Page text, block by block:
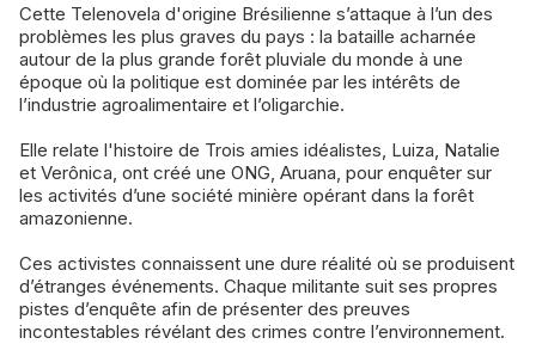
Cette Telenovela d'origine Brésilienne s’attaque à l’un des
problèmes les plus graves du pays : la bataille acharnée
autour de la plus grande forêt pluviale du monde à une
époque où la politique est dominée par les intérêts de
l’industrie agroalimentaire et l’oligarchie.
Elle relate l'histoire de Trois amies idéalistes, Luiza, Natalie
et Verônica, ont créé une ONG, Aruana, pour enquêter sur
les activités d’une société minière opérant dans la forêt
amazonienne.
Ces activistes connaissent une dure réalité où se produisent
d’étranges événements. Chaque militante suit ses propres
pistes d’enquête afin de présenter des preuves
incontestables révélant des crimes contre l’environnement.